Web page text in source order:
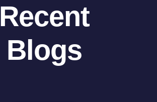
Recent
Blogs